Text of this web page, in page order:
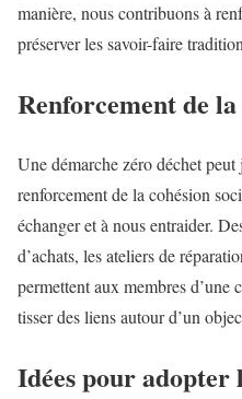
manière, nous contribuons à
préserver les savoir-faire
Renforcement de
Une démarche zéro déchet
renforcement de la cohésion
échanger et à nous entraider.
d’achats, les ateliers de
permettent aux membres d’une
tisser des liens autour d’un
Idées pour adopter